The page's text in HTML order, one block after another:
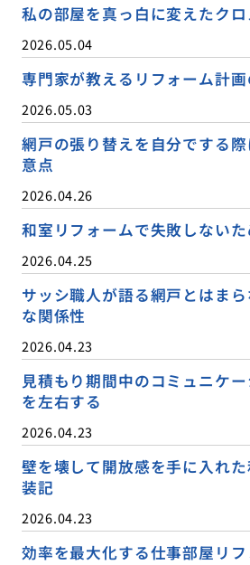
私の部屋を真っ白に変えたク
2026.05.04
専門家が教えるリフォーム計
2026.05.03
網戸の張り替えを自分でする
意点
2026.04.26
和室リフォームで失敗しない
2026.04.25
サッシ職人が語る網戸とはま
な関係性
2026.04.23
見積もり期間中のコミュニケ
を左右する
2026.04.23
壁を壊して開放感を手に入れ
装記
2026.04.23
効率を最大化する仕事部屋リ